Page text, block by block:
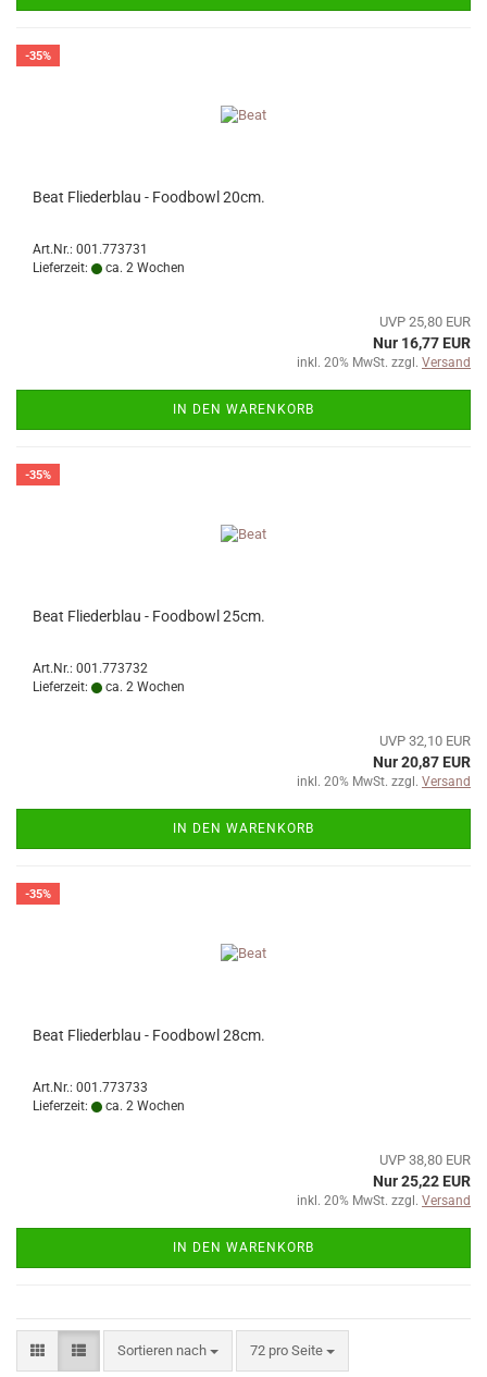
-35%
Beat Fliederblau - Foodbowl 20cm.
Art.Nr.: 001.773731
Lieferzeit:
ca. 2 Wochen
UVP 25,80 EUR
Nur 16,77 EUR
inkl. 20% MwSt. zzgl. Versand
IN DEN WARENKORB
-35%
Beat Fliederblau - Foodbowl 25cm.
Art.Nr.: 001.773732
Lieferzeit:
ca. 2 Wochen
UVP 32,10 EUR
Nur 20,87 EUR
inkl. 20% MwSt. zzgl. Versand
IN DEN WARENKORB
-35%
Beat Fliederblau - Foodbowl 28cm.
Art.Nr.: 001.773733
Lieferzeit:
ca. 2 Wochen
UVP 38,80 EUR
Nur 25,22 EUR
inkl. 20% MwSt. zzgl. Versand
IN DEN WARENKORB
Sortieren nach
Sortieren nach 72 pro Seite
pro Seite